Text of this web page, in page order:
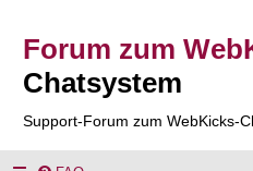
Forum zum
Chatsystem
Support-Forum zum WebKicks-